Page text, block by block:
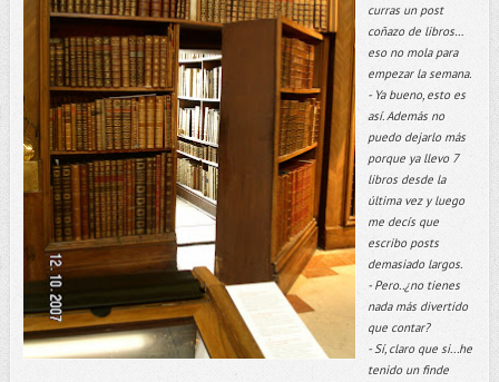
curras un post
coñazo de libros…
eso no mola para
empezar la semana.
- Ya bueno, esto es
así. Además no
puedo dejarlo más
porque ya llevo 7
libros desde la
última vez y luego
me decís que
escribo posts
demasiado largos.
- Pero..¿no tienes
nada más divertido
que contar?
- Sí, claro que si...he
tenido un finde